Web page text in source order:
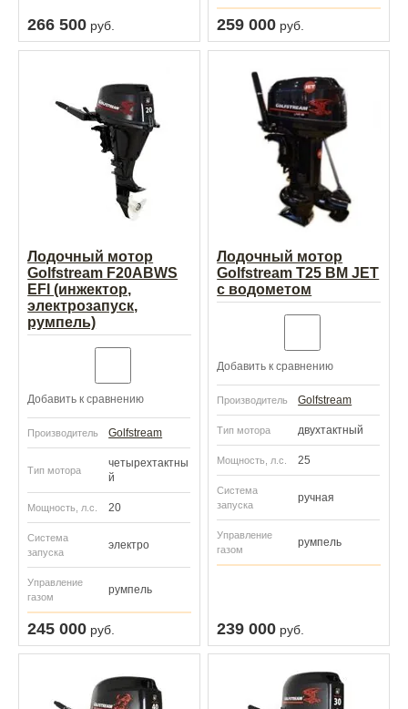
266 500 руб. 259 000 руб.
Лодочный мотор
Golfstream F20ABWS
EFI (инжектор,
электрозапуск,
румпель)
Добавить к сравнению
Производитель Golfstream
Тип мотора
четырехтактны
й
Мощность, л.с. 20
Система
запуска
электро
Управление
газом
румпель
245 000 руб.
Лодочный мотор
Golfstream T25 BM JET
с водометом
Добавить к сравнению
Производитель Golfstream
Тип мотора двухтактный
Мощность, л.с. 25
Система
запуска
ручная
Управление
газом
румпель
239 000 руб.